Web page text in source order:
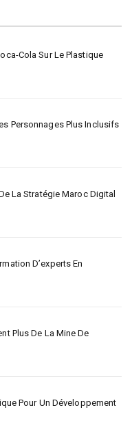
Cola Sur Le Plastique
Personnages Plus Inclusifs
La Stratégie Maroc Digital
D’experts En
Plus De La Mine De
Pour Un Développement